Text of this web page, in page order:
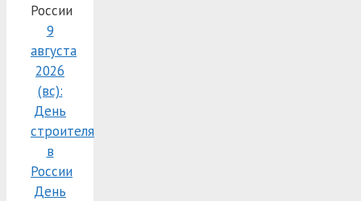
России
9
августа
2026
(вс):
День
строителя
в
России
День